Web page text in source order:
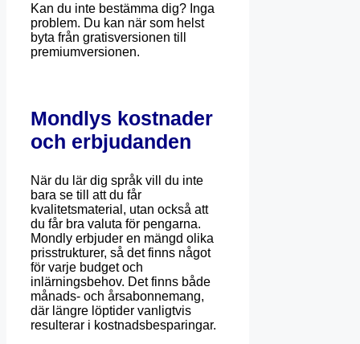
Kan du inte bestämma dig? Inga
problem. Du kan när som helst
byta från gratisversionen till
premiumversionen.
Mondlys kostnader
och erbjudanden
När du lär dig språk vill du inte
bara se till att du får
kvalitetsmaterial, utan också att
du får bra valuta för pengarna.
Mondly erbjuder en mängd olika
prisstrukturer, så det finns något
för varje budget och
inlärningsbehov. Det finns både
månads- och årsabonnemang,
där längre löptider vanligtvis
resulterar i kostnadsbesparingar.